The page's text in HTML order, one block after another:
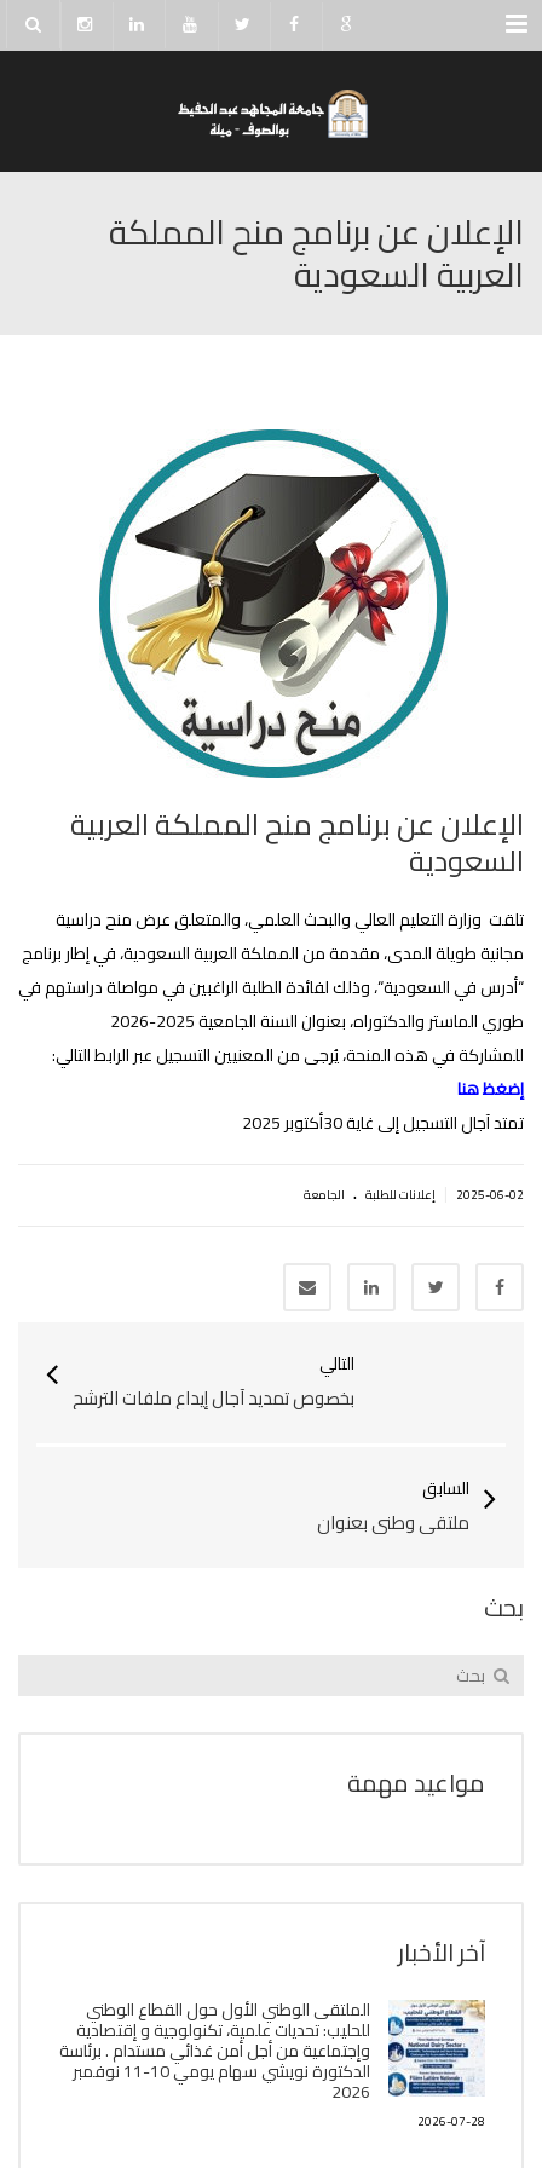
Menu
الإعلان عن برنامج منح المملكة
العربية السعودية‎
الإعلان عن برنامج منح المملكة العربية
السعودية‎
تلقت وزارة التعليم العالي والبحث العلمي، والمتعلق عرض منح دراسية
مجانية طويلة المدى، مقدمة من المملكة العربية السعودية، في إطار برنامج
“أدرس في السعودية“، وذلك لفائدة الطلبة الراغبين في مواصلة دراستهم في
طوري الماستر والدكتوراه، بعنوان السنة الجامعية 2025-2026
للمشاركة في هذه المنحة، يُرجى من المعنيين التسجيل عبر الرابط التالي:
إضغظ هنا
تمتد آجال التسجيل إلى غاية 30أكتوبر 2025
2025-06-02 إعلانات للطلبة . الجامعة
التالي
بخصوص تمديد آجال إيداع ملفات الترشح
السابق
ملتقى وطني بعنوان
بحث
مواعيد مهمة
آخر الأخبار
الملتقى الوطني الأول حول القطاع الوطني
للحليب: تحديات علمية، تكنولوجية و إقتصادية
وإجتماعية من أجل أمن غذائي مستدام . برئاسة
الدكتورة نويشي سهام يومي 10-11 نوفمبر
2026
2026-07-28